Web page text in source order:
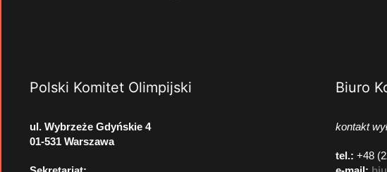
Polski Komitet Olimpijski
ul. Wybrzeże Gdyńskie 4
01-531 Warszawa
Biuro
kontakt
tel.: +48